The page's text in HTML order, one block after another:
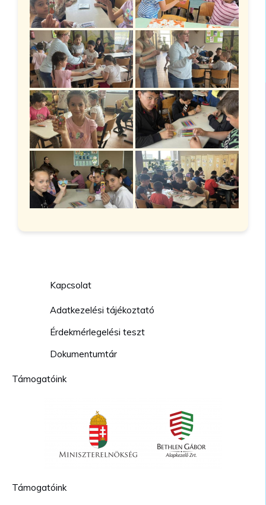
Kapcsolat
Adatkezelési tájékoztató
Érdekmérlegelési teszt
Dokumentumtár
Támogatóink
Támogatóink